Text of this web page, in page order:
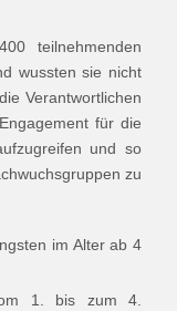
teilnehmenden
wussten sie nicht
Verantwortlichen
für die
und so
zu
im Alter ab 4
1. bis zum 4.